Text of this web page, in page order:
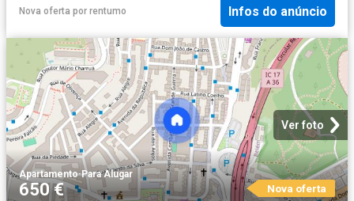
Nova oferta por rentumo Infos do anúncio
Ver foto
Apartamento·Para Alugar
650 € Nova oferta